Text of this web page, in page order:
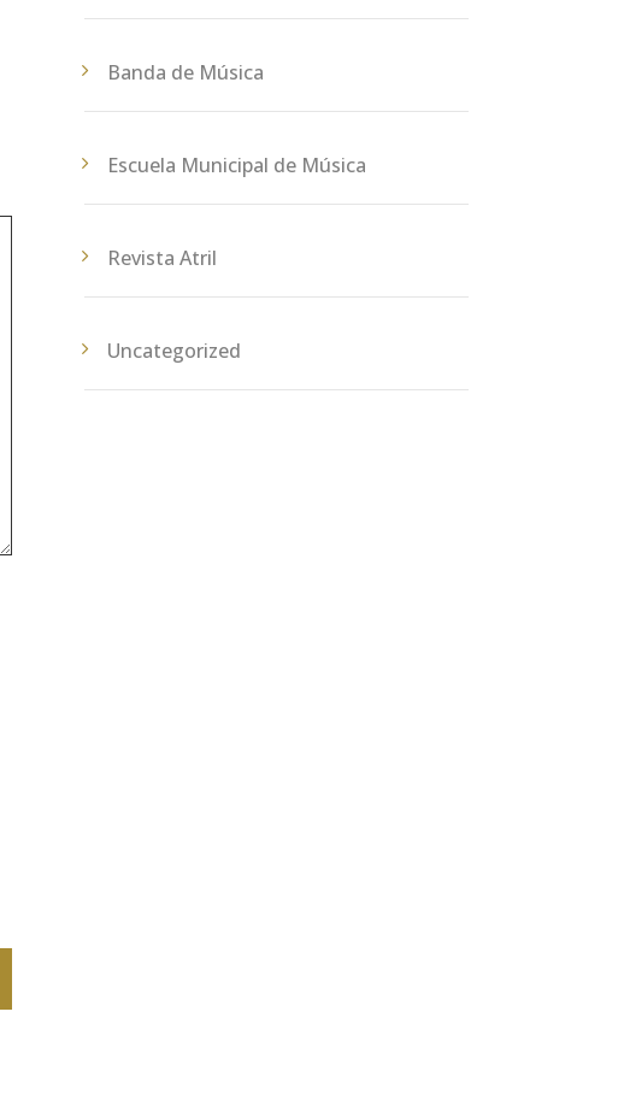
Banda de Música
Escuela Municipal de Música
Revista Atril
Uncategorized